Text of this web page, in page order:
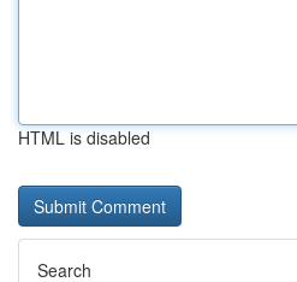
HTML is disabled
Search